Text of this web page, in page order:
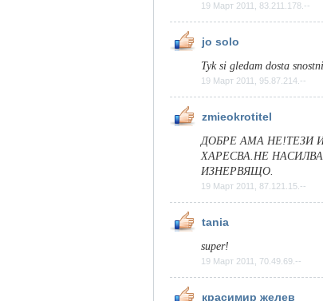
19 Март 2011, 83.211.178.--
jo solo
Tyk si gledam dosta
19 Март 2011, 95.87.214.--
zmieokrotitel
ДОБРЕ АМА НЕ!ТЕЗИ
ХАРЕСВА.НЕ
ИЗНЕРВЯЩО.
19 Март 2011, 87.121.15.--
tania
super!
19 Март 2011, 70.49.69.--
красимир желев